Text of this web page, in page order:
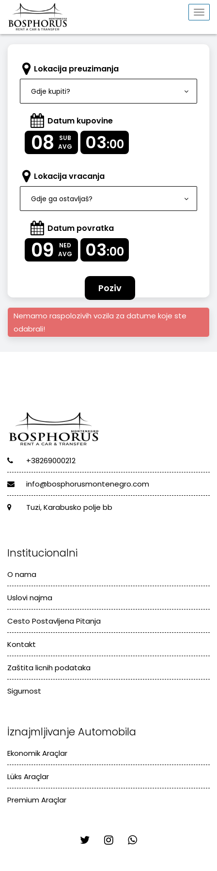
Lokacija preuzimanja
Gdje kupiti?
Datum kupovine
08
SUB
AVG
03:00
Lokacija vracanja
Gdje ga ostavljaš?
Datum povratka
09
NED
AVG
03:00
Poziv
Nemamo raspolozivih vozila za datume koje ste
odabrali!
+38269000212
info@bosphorusmontenegro.com
Tuzi, Karabusko polje bb
Institucionalni
O nama
Uslovi najma
Cesto Postavljena Pitanja
Kontakt
Zaštita licnih podataka
Sigurnost
İznajmljivanje Automobila
Ekonomik Araçlar
Lüks Araçlar
Premium Araçlar